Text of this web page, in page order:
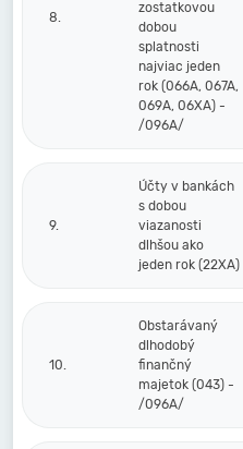
8.
zostatkovou
dobou
splatnosti
najviac jeden
rok (066A, 067A,
069A, 06XA) -
/096A/
9.
Účty v bankách
s dobou
viazanosti
dlhšou ako
jeden rok (22XA)
10.
Obstarávaný
dlhodobý
finančný
majetok (043) -
/096A/